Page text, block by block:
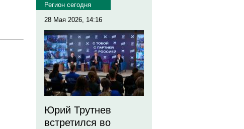
Регион сегодня
28 Мая 2026, 14:16
Юрий Трутнев
встретился во